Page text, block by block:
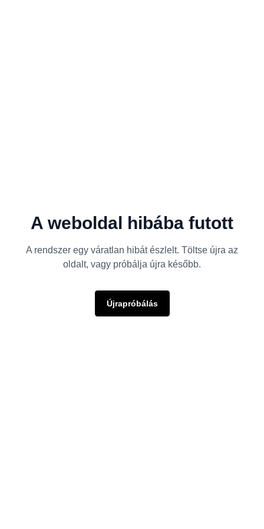
A weboldal hibába futott
A rendszer egy váratlan hibát észlelt. Töltse újra az
oldalt, vagy próbálja újra később.
Újrapróbálás